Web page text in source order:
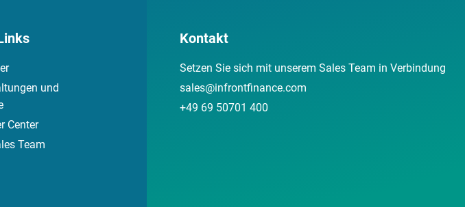
und
Center
Team
Kontakt
Setzen Sie sich mit unserem Sales Team in Verbindung
sales@infrontfinance.com
+49 69 50701 400